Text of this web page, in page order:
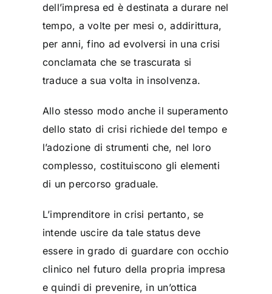
dell’impresa ed è destinata a durare nel
tempo, a volte per mesi o, addirittura,
per anni, fino ad evolversi in una crisi
conclamata che se trascurata si
traduce a sua volta in insolvenza.
Allo stesso modo anche il superamento
dello stato di crisi richiede del tempo e
l’adozione di strumenti che, nel loro
complesso, costituiscono gli elementi
di un percorso graduale.
L’imprenditore in crisi pertanto, se
intende uscire da tale status deve
essere in grado di guardare con occhio
clinico nel futuro della propria impresa
e quindi di prevenire, in un’ottica